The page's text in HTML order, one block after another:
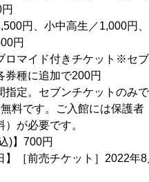
円、小中高生／1,000円
円
ロマイド付きチケット※セ
券種に追加で200円
定。セブンチケットのみで
料です。ご入館には保護者
）が必要です。
)】700円
】［前売チケット］2022年8